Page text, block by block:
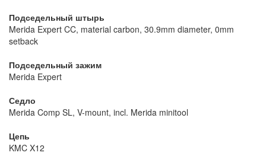
Подседельный штырь
Merida Expert CC, material carbon, 30.9mm diameter, 0mm
setback
Подседельный зажим
Merida Expert
Седло
Merida Comp SL, V-mount, incl. Merida minitool
Цепь
KMC X12